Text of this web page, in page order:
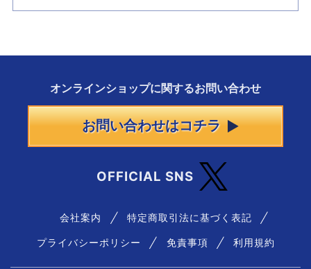
オンラインショップに関するお問い合わせ
お問い合わせはコチラ
OFFICIAL SNS
会社案内 特定商取引法に基づく表記
プライバシーポリシー 免責事項 利用規約